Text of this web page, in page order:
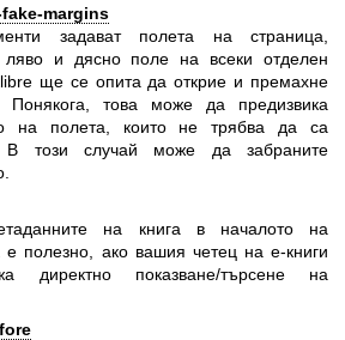
margins
задават полета на страница,
ляво и дясно поле на всеки отделен
ще се опита да открие и премахне
Понякога, това може да предизвика
на полета, които не трябва да са
В този случай може да забраните
на книга в началото на
е полезно, ако вашия четец на е-книги
директно показване/търсене на